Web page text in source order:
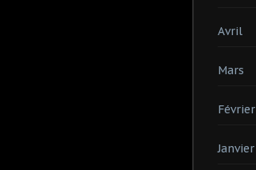
Avril
Mars
Février
Janvier